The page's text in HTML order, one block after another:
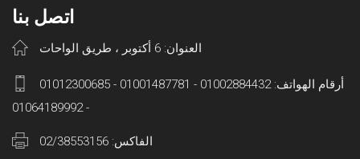
اتصل بنا
العنوان: 6 أكتوبر ، طريق الواحات
أرقام الهواتف: 01002884432 - 01001487781 - 01012300685
- 01064189992
الفاكس: 02/38553156